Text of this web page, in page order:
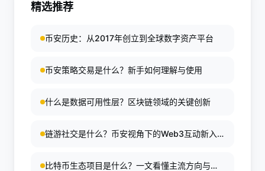
精选推荐
币安历史：从2017年创立到全球数字资产平台
币安策略交易是什么？新手如何理解与使用
什么是数据可用性层？区块链领域的关键创新
链游社交是什么？币安视角下的Web3互动新入
比特币生态项目是什么？一文看懂主流方向与代